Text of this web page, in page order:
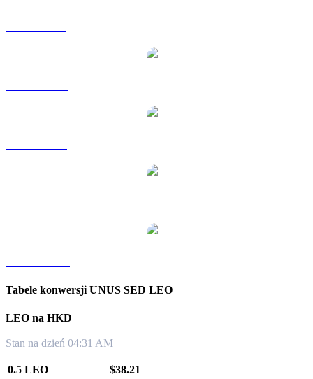
Tabele konwersji UNUS SED LEO
LEO na HKD
Stan na dzień 04:31 AM
0.5 LEO
$38.21